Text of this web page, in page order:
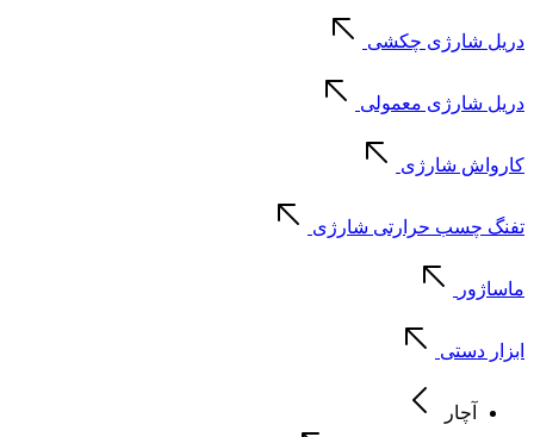
دریل شارژی چکشی
دریل شارژی معمولی
کارواش شارژی
تفنگ چسب حرارتی شارژی
ماساژور
ابزار دستی
آچار